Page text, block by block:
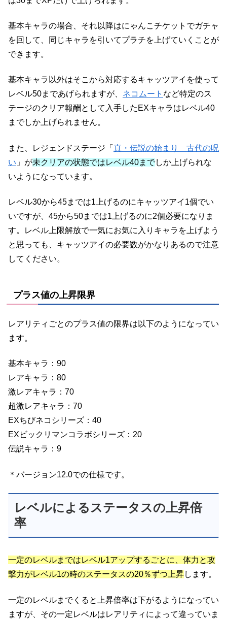
基本キャラの場合、それ以降はにゃんこチケットでガチャ
を回して、同じキャラを引いてプラチを上げていくことが
できます。
基本キャラ以外はそこから対応するキャッツアイを使って
レベル50まであげられますが、 ネコムート など特定のス
テージのクリア報酬として入手したEXキャラはレベル40
までしか上げられません。
また、レジェンドステージ「 真・伝説の始まり 古代の呪
い 」が未クリアの状態ではレベル40までしか上げられな
いようになっています。
レベル30から45までは1上げるのにキャッツアイ1個でい
いですが、45から50までは1上げるのに2個必要になりま
す。レベル上限解放で一気にお気に入りキャラを上げよう
と思っても、キャッツアイの必要数がかなりあるので注意
してください。
プラス値の上昇限界
レアリティごとのプラス値の限界は以下のようになってい
ます。
基本キャラ：90
レアキャラ：80
激レアキャラ：70
超激レアキャラ：70
EXちびネコシリーズ：40
EXビックリマンコラボシリーズ：20
伝説キャラ：9
＊バージョン12.0での仕様です。
レベルによるステータスの上昇倍
率
一定のレベルまではレベル1アップするごとに、体力と攻
撃力がレベル1の時のステータスの20％ずつ上昇します。
一定のレベルまでくると上昇倍率は下がるようになってい
ますが、その一定レベルはレアリティによって違っていま